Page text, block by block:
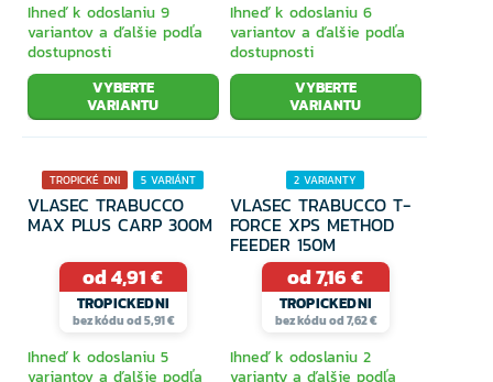
Ihneď k odoslaniu 9
variantov a ďalšie podľa
dostupnosti
VYBERTE
VARIANTU
Ihneď k odoslaniu 6
variantov a ďalšie podľa
dostupnosti
VYBERTE
VARIANTU
TROPICKÉ DNI 5 VARIÁNT
VLASEC TRABUCCO
MAX PLUS CARP 300M
od 4,91 €
TROPICKEDNI
bez kódu od 5,91 €
Ihneď k odoslaniu 5
variantov a ďalšie podľa
2 VARIANTY
VLASEC TRABUCCO T-
FORCE XPS METHOD
FEEDER 150M
od 7,16 €
TROPICKEDNI
bez kódu od 7,62 €
Ihneď k odoslaniu 2
varianty a ďalšie podľa